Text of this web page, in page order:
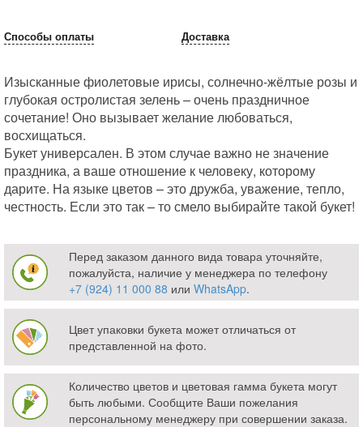
Способы оплаты Доставка
Изысканные фиолетовые ирисы, солнечно-жёлтые розы и
глубокая остролистая зелень – очень праздничное
сочетание! Оно вызывает желание любоваться,
восхищаться.
Букет универсален. В этом случае важно не значение
праздника, а ваше отношение к человеку, которому
дарите. На языке цветов – это дружба, уважение, тепло,
честность. Если это так – то смело выбирайте такой букет!
Перед заказом данного вида товара уточняйте,
пожалуйста, наличие у менеджера по телефону
+7 (924) 11 000 88 или WhatsApp.
Цвет упаковки букета может отличаться от
представленной на фото.
Количество цветов и цветовая гамма букета могут
быть любыми. Сообщите Ваши пожелания
персональному менеджеру при совершении заказа.